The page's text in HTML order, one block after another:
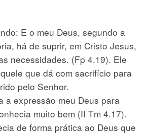
E o meu Deus, segundo a
há de suprir, em Cristo Jesus,
necessidades. (Fp 4.19). Ele
que dá com sacrifício para
pelo Senhor.
a expressão meu Deus para
muito bem (II Tm 4.17).
de forma prática ao Deus que